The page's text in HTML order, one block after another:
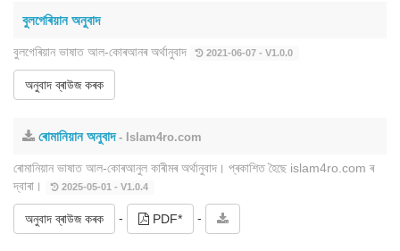
বুলগেৰিয়ান অনুবাদ
বুলগেৰিয়ান ভাষাত আল-কোৰআনৰ অৰ্থানুবাদ 2021-06-07 - V1.0.0
অনুবাদ ব্ৰাউজ কৰক
ৰোমানিয়ান অনুবাদ- Islam4ro.com
ৰোমানিয়ান ভাষাত আল-কোৰআনুল কাৰীমৰ অৰ্থানুবাদ। প্ৰকাশিত হৈছে islam4ro.com ৰ
দ্বাৰা।
2025-05-01 - V1.0.4
অনুবাদ ব্ৰাউজ কৰক - PDF* -